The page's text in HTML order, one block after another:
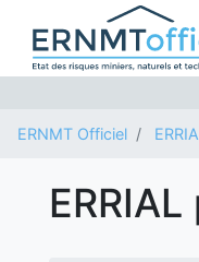
ERNMT Officiel